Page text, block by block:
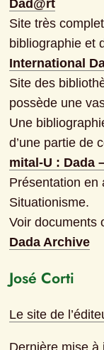
Dad@rt
Site très
bibliographie et
International
Site des
possède une
Une
d’une partie de
mital-U : Dada
Présentation en
Situationisme.
Voir documents
Dada Archive
José Corti
Le site de
Dernière mise à